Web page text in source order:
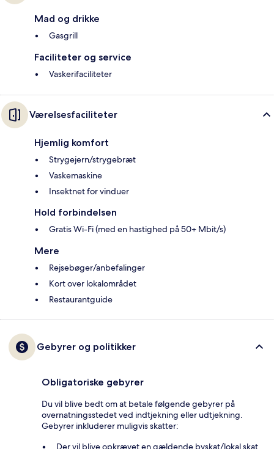
Mad og drikke
Gasgrill
Faciliteter og service
Vaskerifaciliteter
Værelsesfaciliteter
Hjemlig komfort
Strygejern/strygebræt
Vaskemaskine
Insektnet for vinduer
Hold forbindelsen
Gratis Wi-Fi (med en hastighed på 50+ Mbit/s)
Mere
Rejsebøger/anbefalinger
Kort over lokalområdet
Restaurantguide
Gebyrer og politikker
Obligatoriske gebyrer
Du vil blive bedt om at betale følgende gebyrer på
overnatningsstedet ved indtjekning eller udtjekning.
Gebyrer inkluderer muligvis skatter:
Der vil blive opkrævet en gældende byskat/lokal skat